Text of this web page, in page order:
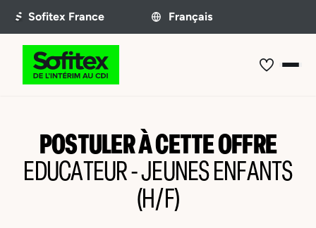
POSTULER À CETTE OFFRE
EDUCATEUR - JEUNES ENFANTS
(H/F)